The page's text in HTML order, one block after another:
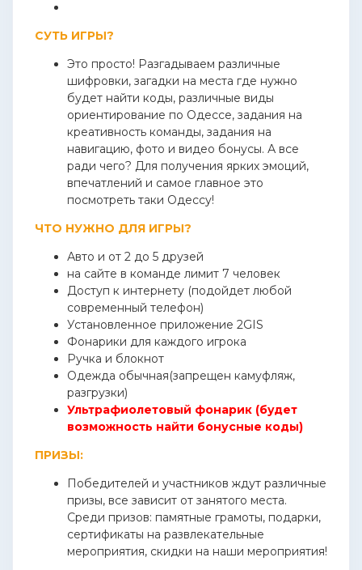
СУТЬ ИГРЫ?
Это просто! Разгадываем различные
шифровки, загадки на места где нужно
будет найти коды, различные виды
ориентирование по Одессе, задания на
креативность команды, задания на
навигацию, фото и видео бонусы. А все
ради чего? Для получения ярких эмоций,
впечатлений и самое главное это
посмотреть таки Одессу!
ЧТО НУЖНО ДЛЯ ИГРЫ?
Авто и от 2 до 5 друзей
на сайте в команде лимит 7 человек
Доступ к интернету (подойдет любой
современный телефон)
Установленное приложение 2GIS
Фонарики для каждого игрока
Ручка и блокнот
Одежда обычная(запрещен камуфляж,
разгрузки)
Ультрафиолетовый фонарик (будет
возможность найти бонусные коды)
ПРИЗЫ:
Победителей и участников ждут различные
призы, все зависит от занятого места.
Среди призов: памятные грамоты, подарки,
сертификаты на развлекательные
мероприятия, скидки на наши мероприятия!